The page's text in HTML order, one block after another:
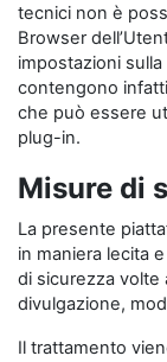
tecnici non è
Browser
impostazioni
contengono infatti
che può essere
plug-in.
Misure di
La presente
in maniera lecita
di sicurezza volte
divulgazione,
Il trattamento